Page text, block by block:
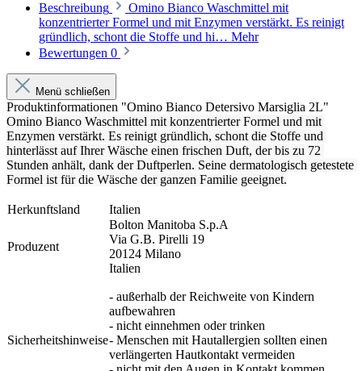
Beschreibung
Omino Bianco Waschmittel mit
konzentrierter Formel und mit Enzymen verstärkt. Es reinigt
gründlich, schont die Stoffe und hi… Mehr
Bewertungen 0
Menü schließen
Produktinformationen "Omino Bianco Detersivo Marsiglia 2L"
Omino Bianco Waschmittel mit konzentrierter Formel und mit
Enzymen verstärkt. Es reinigt gründlich, schont die Stoffe und
hinterlässt auf Ihrer Wäsche einen frischen Duft, der bis zu 72
Stunden anhält, dank der Duftperlen. Seine dermatologisch getestete
Formel ist für die Wäsche der ganzen Familie geeignet.
Herkunftsland Italien
Produzent
Bolton Manitoba S.p.A
Via G.B. Pirelli 19
20124 Milano
Italien
Sicherheitshinweise
- außerhalb der Reichweite von Kindern
aufbewahren
- nicht einnehmen oder trinken
- Menschen mit Hautallergien sollten einen
verlängerten Hautkontakt vermeiden